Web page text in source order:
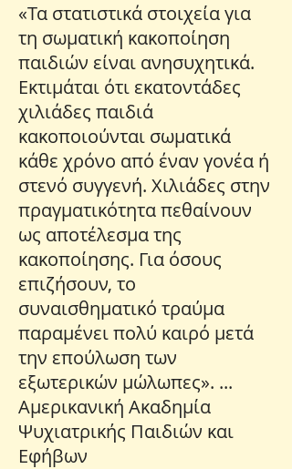
«Τα στατιστικά στοιχεία για
τη σωματική κακοποίηση
παιδιών είναι ανησυχητικά.
Εκτιμάται ότι εκατοντάδες
χιλιάδες παιδιά
κακοποιούνται σωματικά
κάθε χρόνο από έναν γονέα ή
στενό συγγενή. Χιλιάδες στην
πραγματικότητα πεθαίνουν
ως αποτέλεσμα της
κακοποίησης. Για όσους
επιζήσουν, το
συναισθηματικό τραύμα
παραμένει πολύ καιρό μετά
την επούλωση των
εξωτερικών μώλωπες». ...
Αμερικανική Ακαδημία
Ψυχιατρικής Παιδιών και
Εφήβων